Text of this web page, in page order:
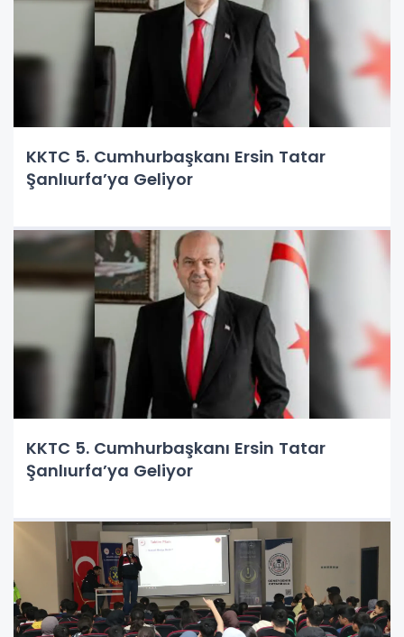
KKTC 5. Cumhurbaşkanı Ersin Tatar
Şanlıurfa’ya Geliyor
KKTC 5. Cumhurbaşkanı Ersin Tatar
Şanlıurfa’ya Geliyor